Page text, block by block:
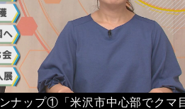
ナップ①「米沢市中心部でクマ